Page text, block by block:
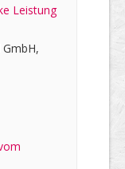
Leistung